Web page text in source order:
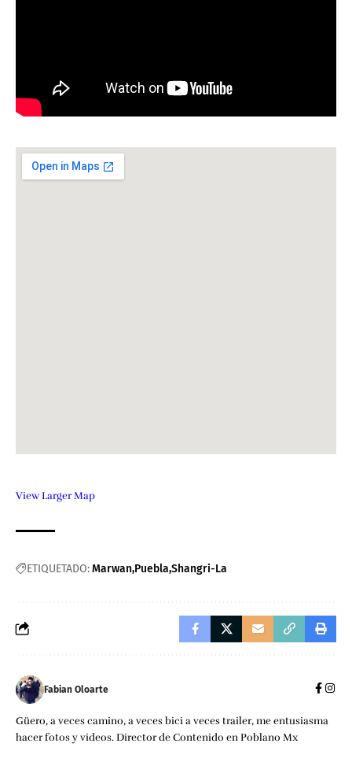
View Larger Map
ETIQUETADO:Marwan Puebla Shangri-La
Fabian Oloarte
Güero, a veces camino, a veces bici a veces trailer, me entusiasma
hacer fotos y videos. Director de Contenido en Poblano Mx